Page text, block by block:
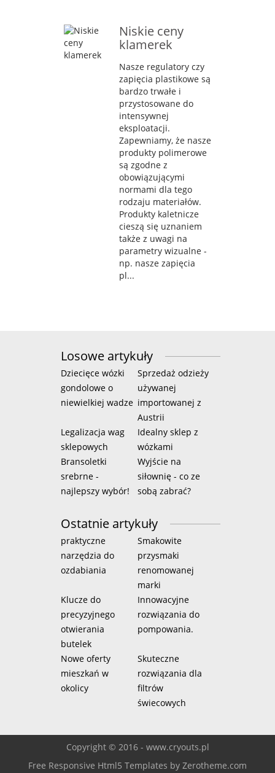
Niskie ceny
klamerek
Nasze regulatory czy
zapięcia plastikowe są
bardzo trwałe i
przystosowane do
intensywnej
eksploatacji.
Zapewniamy, że nasze
produkty polimerowe
są zgodne z
obowiązującymi
normami dla tego
rodzaju materiałów.
Produkty kaletnicze
cieszą się uznaniem
także z uwagi na
parametry wizualne -
np. nasze zapięcia
pl...
Losowe artykuły
Dziecięce wózki
gondolowe o
niewielkiej wadze
Sprzedaż odzieży
używanej
importowanej z
Austrii
Legalizacja wag
sklepowych
Idealny sklep z
wózkami
Bransoletki
srebrne -
najlepszy wybór!
Wyjście na
siłownię - co ze
sobą zabrać?
Ostatnie artykuły
praktyczne
narzędzia do
ozdabiania
Smakowite
przysmaki
renomowanej
marki
Klucze do
precyzyjnego
otwierania
butelek
Innowacyjne
rozwiązania do
pompowania.
Nowe oferty
mieszkań w
okolicy
Skuteczne
rozwiązania dla
filtrów
świecowych
Copyright © 2016 - www.cryouts.pl
Free Responsive Html5 Templates by Zerotheme.com